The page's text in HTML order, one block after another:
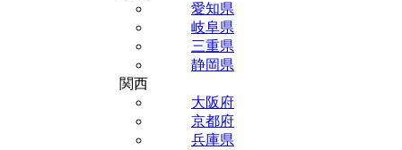
愛知県
岐阜県
三重県
静岡県
関西
大阪府
京都府
兵庫県